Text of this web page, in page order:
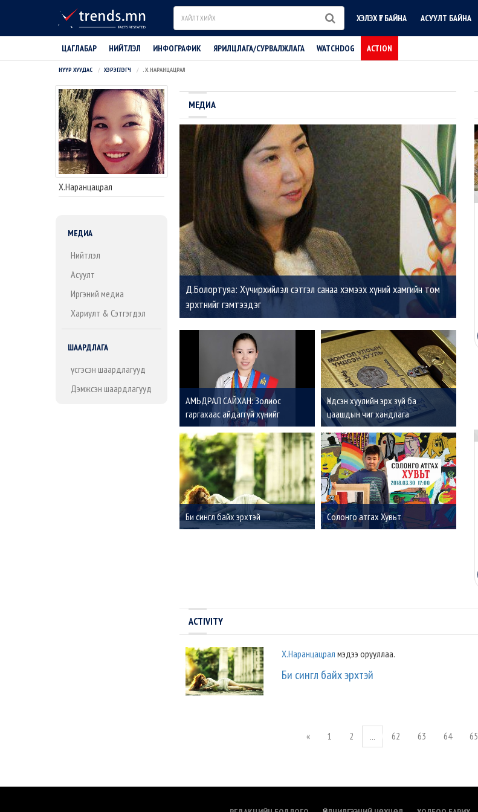
Search ХЭЛЭХ ҮГ БАЙНА АСУУЛТ БАЙНА
ЦАГЛАБАР НИЙТЛЭЛ ИНФОГРАФИК ЯРИЛЦЛАГА/СУРВАЛЖЛАГА WATCHDOG ACTION
НҮҮР ХУУДАС ХЭРЭГЛЭГЧ . Х.НАРАНЦАЦРАЛ
Х.Наранцацрал
МЕДИА
Нийтлэл
Асуулт
Иргэний медиа
Хариулт & Сэтгэгдэл
ШААРДЛАГА
Үүсгэсэн шаардлагууд
Дэмжсэн шаардлагууд
МЕДИА
Д.Болортуяа: Хүчирхийлэл сэтгэл санаа хэмээх хүний хамгийн том
эрхтнийг гэмтээдэг
АМЬДРАЛ САЙХАН: Золиос
гаргахаас айдаггүй хүнийг
амжилт үргэлж дагадаг
Үндсэн хуулийн эрх зүй ба
цаашдын чиг хандлага
Би сингл байх эрхтэй Солонго атгах Хувьт
ACTIVITY
Х.Наранцацрал мэдээ орууллаа.
Би сингл байх эрхтэй
« 1 2 ... 62 63 64 65